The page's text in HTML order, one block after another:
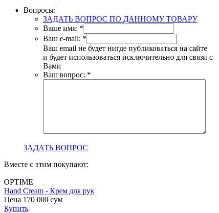
Вопросы:
ЗАДАТЬ ВОПРОС ПО ДАННОМУ ТОВАРУ
Ваше имя: *
Ваш e-mail: *
Ваш email не будет нигде публиковаться на сайте
и будет использоваться исключительно для связи с
Вами
Ваш вопрос: *
ЗАДАТЬ ВОПРОС
Вместе с этим покупают:
OPTIME
Hand Cream - Крем для рук
Цена 170 000 сум
Купить